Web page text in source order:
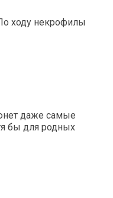
ходу некрофилы
даже самые
бы для родных